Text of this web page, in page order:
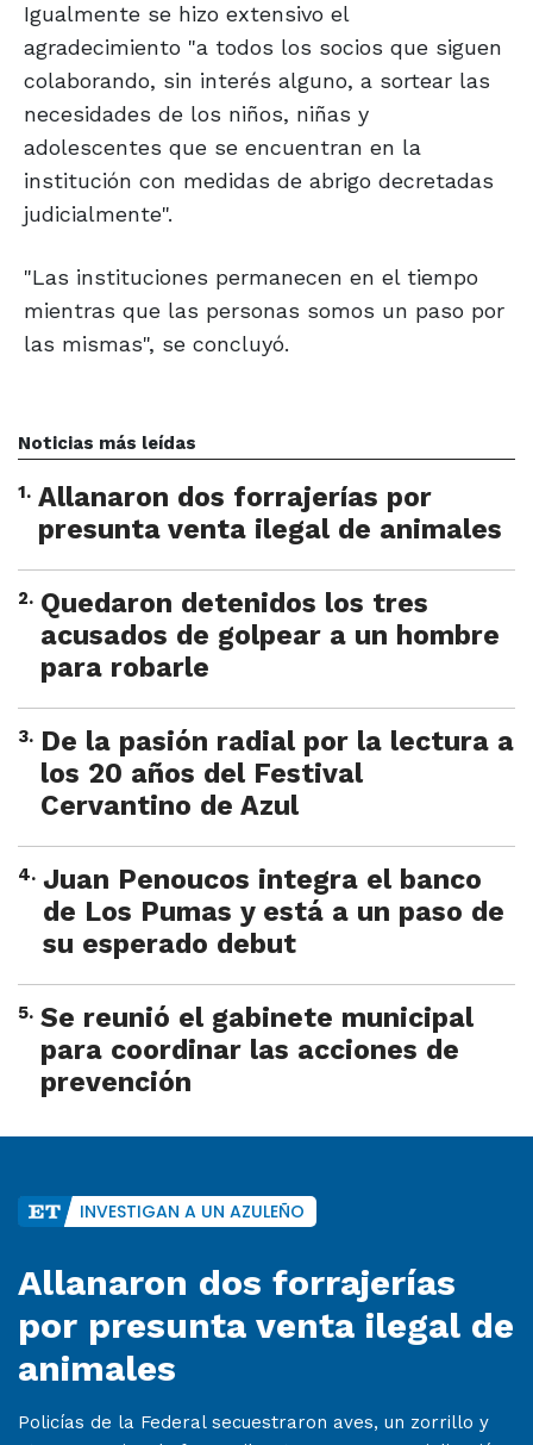
Igualmente se hizo extensivo el
agradecimiento "a todos los socios que siguen
colaborando, sin interés alguno, a sortear las
necesidades de los niños, niñas y
adolescentes que se encuentran en la
institución con medidas de abrigo decretadas
judicialmente".
"Las instituciones permanecen en el tiempo
mientras que las personas somos un paso por
las mismas", se concluyó.
Noticias más leídas
1. Allanaron dos forrajerías por
presunta venta ilegal de animales
2. Quedaron detenidos los tres
acusados de golpear a un hombre
para robarle
3. De la pasión radial por la lectura a
los 20 años del Festival
Cervantino de Azul
4. Juan Penoucos integra el banco
de Los Pumas y está a un paso de
su esperado debut
5. Se reunió el gabinete municipal
para coordinar las acciones de
prevención
INVESTIGAN A UN AZULEÑO
Allanaron dos forrajerías
por presunta venta ilegal de
animales
Policías de la Federal secuestraron aves, un zorrillo y